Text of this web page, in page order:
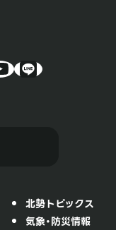
北勢トピックス
気象・防災情報